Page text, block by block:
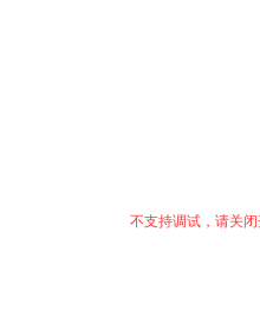
不支持调试，请关